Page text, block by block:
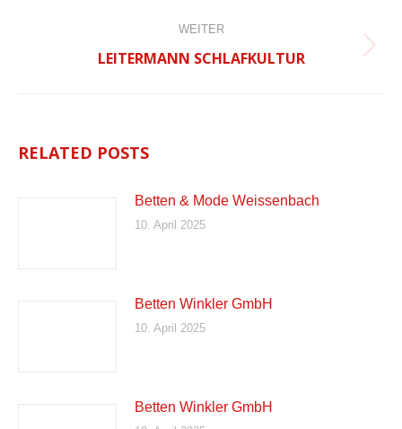
WEITER
Nächster
Beitrag:
LEITERMANN SCHLAFKULTUR
RELATED POSTS
Betten & Mode Weissenbach
10. April 2025
Betten Winkler GmbH
10. April 2025
Betten Winkler GmbH